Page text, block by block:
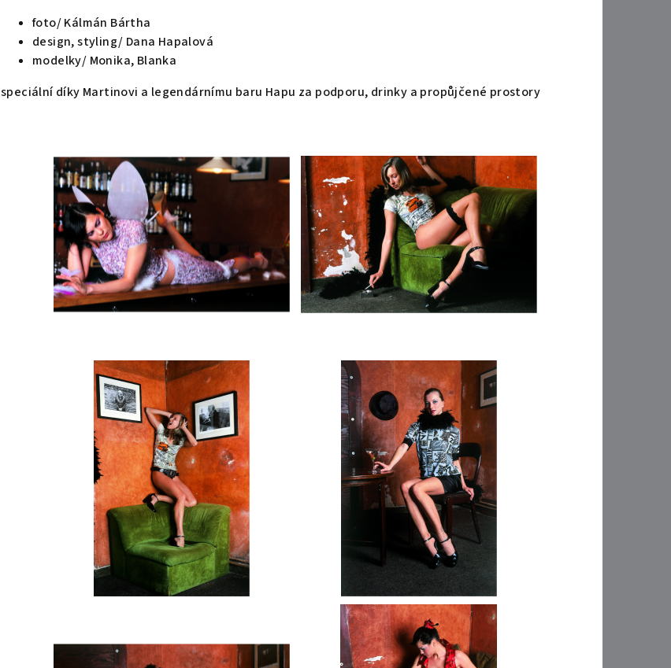
foto/ Kálmán Bártha
design, styling/ Dana Hapalová
modelky/ Monika, Blanka
speciální díky Martinovi a legendárnímu baru Hapu za podporu, drinky a propůjčené prostory